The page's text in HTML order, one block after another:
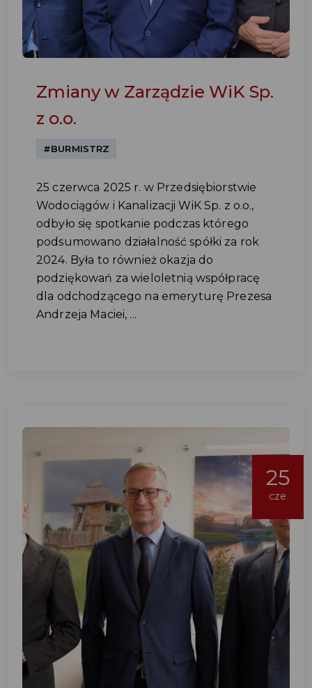
Zmiany w Zarządzie WiK Sp.
z o.o.
#BURMISTRZ
25 czerwca 2025 r. w Przedsiębiorstwie
Wodociągów i Kanalizacji WiK Sp. z o.o.,
odbyło się spotkanie podczas którego
podsumowano działalność spółki za rok
2024. Była to również okazja do
podziękowań za wieloletnią współpracę
dla odchodzącego na emeryturę Prezesa
Andrzeja Maciei, ...
25
cze